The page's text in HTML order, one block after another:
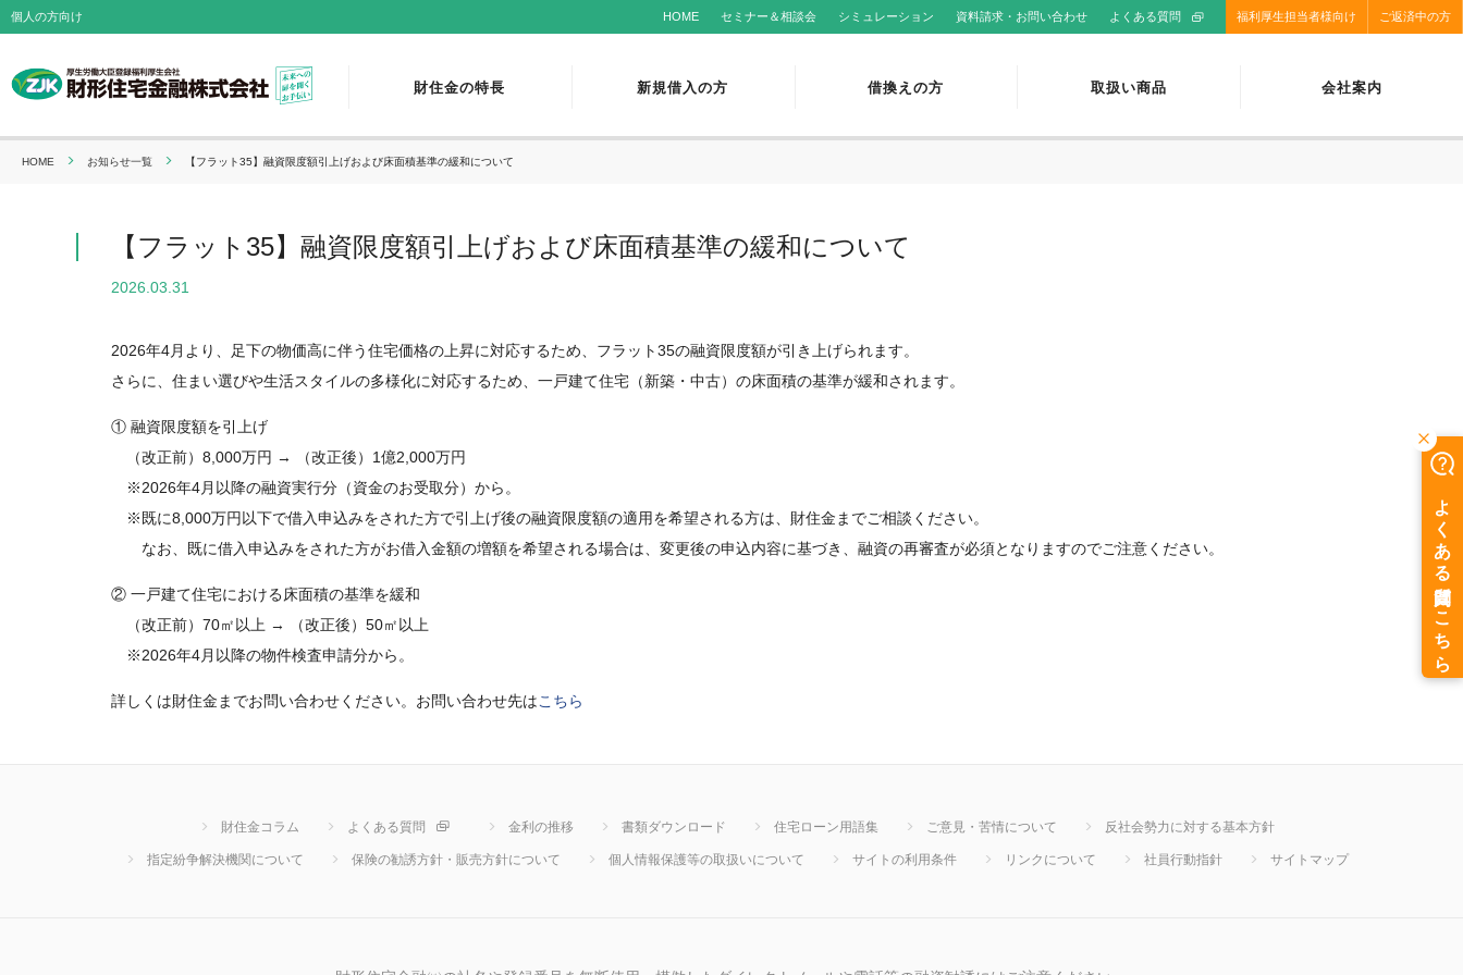
個人の方向け HOME セミナー＆相談会 シミュレーション 資料請求・お問い合わせ よくある質問 福利厚生担当者様向け ご返済中の方
財住金の特長 新規借入の方 借換えの方 取扱い商品 会社案内
HOME お知らせ一覧 【フラット35】融資限度額引上げおよび床面積基準の緩和について
【フラット35】融資限度額引上げおよび床面積基準の緩和について
2026.03.31
2026年4月より、足下の物価高に伴う住宅価格の上昇に対応するため、フラット35の融資限度額が引き上げられます。
さらに、住まい選びや生活スタイルの多様化に対応するため、一戸建て住宅（新築・中古）の床面積の基準が緩和されます。
① 融資限度額を引上げ
（改正前）8,000万円 → （改正後）1億2,000万円
※2026年4月以降の融資実行分（資金のお受取分）から。
※既に8,000万円以下で借入申込みをされた方で引上げ後の融資限度額の適用を希望される方は、財住金までご相談ください。
なお、既に借入申込みをされた方がお借入金額の増額を希望される場合は、変更後の申込内容に基づき、融資の再審査が必須となりますのでご注意ください。
② 一戸建て住宅における床面積の基準を緩和
（改正前）70㎡以上 → （改正後）50㎡以上
※2026年4月以降の物件検査申請分から。
詳しくは財住金までお問い合わせください。お問い合わせ先はこちら
財住金コラム よくある質問 金利の推移 書類ダウンロード 住宅ローン用語集 ご意見・苦情について 反社会勢力に対する基本方針
指定紛争解決機関について 保険の勧誘方針・販売方針について 個人情報保護等の取扱いについて サイトの利用条件 リンクについて 社員行動指針 サイトマップ